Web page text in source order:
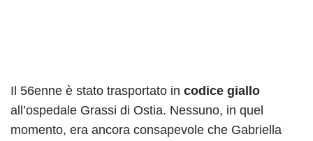
Il 56enne è stato trasportato in codice giallo
all’ospedale Grassi di Ostia. Nessuno, in quel
momento, era ancora consapevole che Gabriella